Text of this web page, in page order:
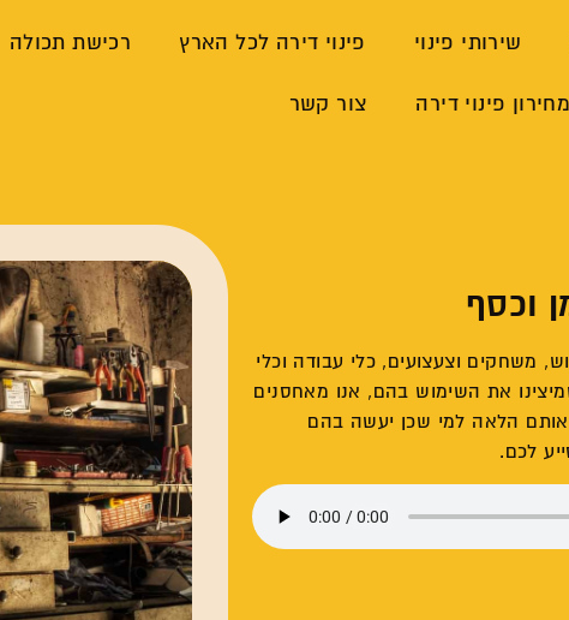
שירותי פינוי פינוי דירה לכל הארץ רכישת תכולה
מחירון פינוי דירה צור קשר
וכסף
משחקים וצעצועים, כלי עבודה וכלי
את השימוש בהם, אנו מאחסנים
הלאה למי שכן יעשה בהם
לכם.